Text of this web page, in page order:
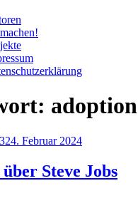
adoption
24. Februar 2024
Steve Jobs